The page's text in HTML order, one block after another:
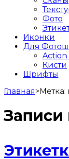
Фото
Иконки
Для
Кисти
Шрифты
Главная>Метка:
Записи